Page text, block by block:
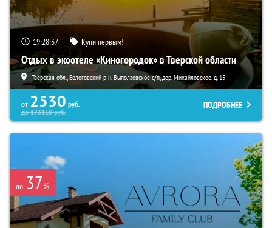
19:28:36 Купи первым!
Отдых в экоотеле «Киногородок» в Тверской области
Тверская обл., Бологовский р-н, Выползовское с/п, дер. Михайловское, д. 15
от 2530 руб.
до173110руб.
ПОДРОБНЕЕ
до 37%